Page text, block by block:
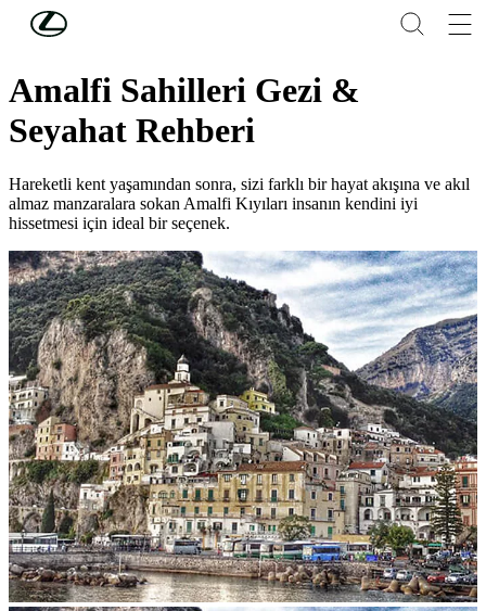
Skip to Main Content
Lifestyle
Amalfi Sahilleri Gezi &
Seyahat Rehberi
Hareketli kent yaşamından sonra, sizi farklı bir hayat akışına ve akıl
almaz manzaralara sokan Amalfi Kıyıları insanın kendini iyi
hissetmesi için ideal bir seçenek.